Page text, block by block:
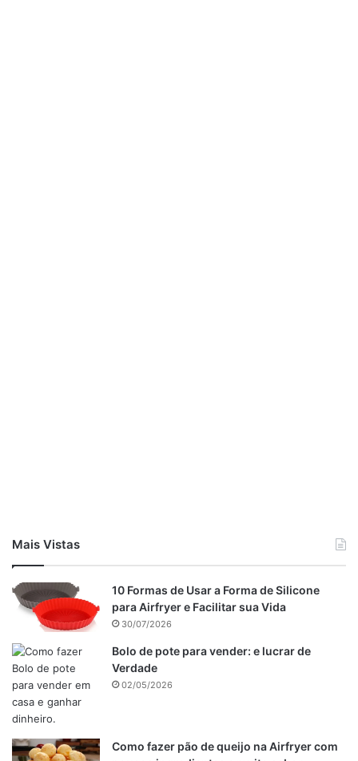
Bolo integral de chocolate com banana : Imagem de
Mais Vistas
10 Formas de Usar a Forma de Silicone
para Airfryer e Facilitar sua Vida
30/07/2026
Bolo de pote para vender: e lucrar de
Verdade
02/05/2026
Como fazer pão de queijo na Airfryer com